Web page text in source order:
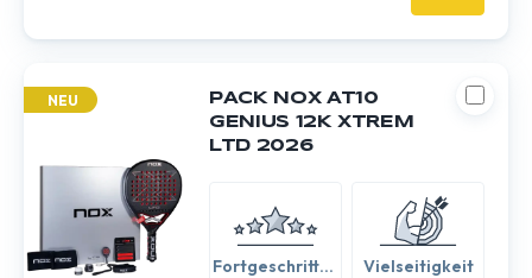
NEU
PACK NOX AT10
GENIUS 12K XTREM
LTD 2026
Fortgeschritten
Vielseitigkeit